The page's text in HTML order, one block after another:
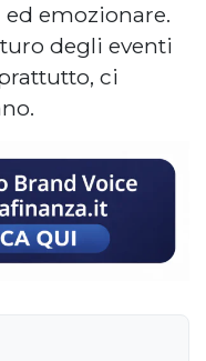
emozionare.
degli eventi
ci